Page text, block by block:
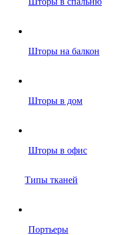
Шторы на балкон
Шторы в дом
Шторы в офис
Типы тканей
Портьеры